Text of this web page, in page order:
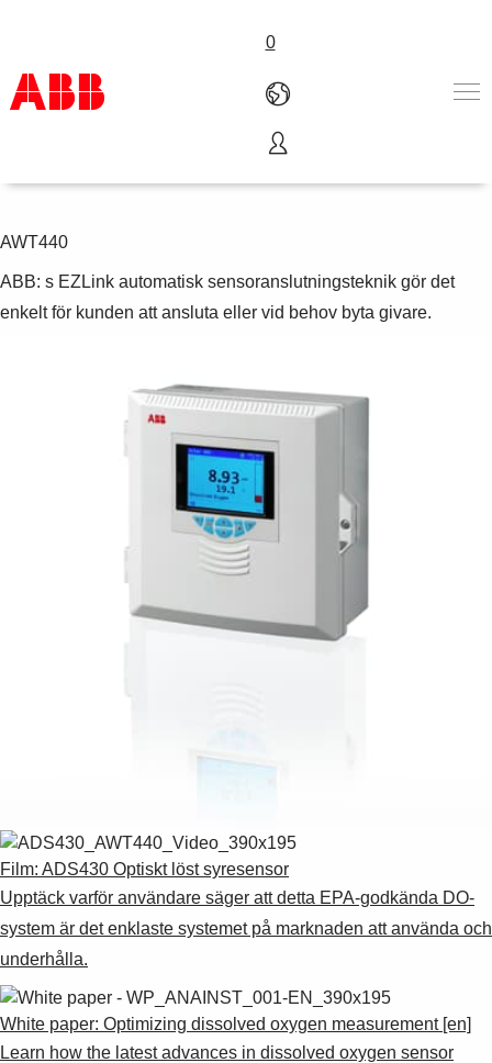
0
Produkter och tjänster
Service
Här kan du köpa
Kontakta oss
Suggestions
Products
See more products
Flerkanals digitaltransmitter
AWT440
ABB: s EZLink automatisk sensoranslutningsteknik gör det
enkelt för kunden att ansluta eller vid behov byta givare.
Film: ADS430 Optiskt löst syresensor
Upptäck varför användare säger att detta EPA-godkända DO-
system är det enklaste systemet på marknaden att använda och
underhålla.
White paper: Optimizing dissolved oxygen measurement [en]
Learn how the latest advances in dissolved oxygen sensor